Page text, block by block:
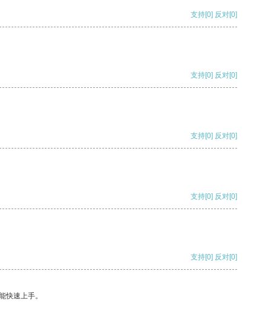
支持[0] 反对[0]
支持[0] 反对[0]
支持[0] 反对[0]
支持[0] 反对[0]
支持[0] 反对[0]
快速上手。